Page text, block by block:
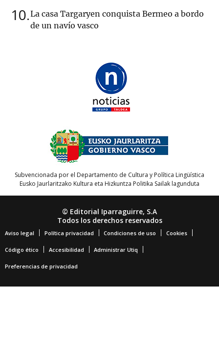
10 La casa Targaryen conquista Bermeo a bordo
de un navío vasco
Subvencionada por el Departamento de Cultura y Política Lingüística
Eusko Jaurlaritzako Kultura eta Hizkuntza Politika Sailak lagunduta
© Editorial Iparraguirre, S.A
Todos los derechos reservados
Aviso legal Política privacidad Condiciones de uso Cookies
Código ético Accesibilidad Administrar Utiq
Preferencias de privacidad